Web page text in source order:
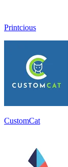
Printcious
CustomCat